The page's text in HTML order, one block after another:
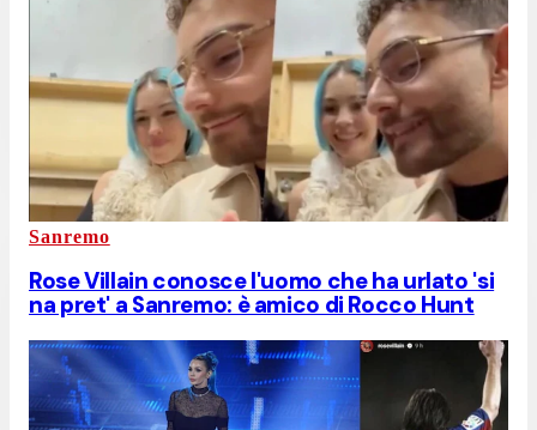
Sanremo
Rose Villain conosce l'uomo che ha urlato 'si
na pret' a Sanremo: è amico di Rocco Hunt